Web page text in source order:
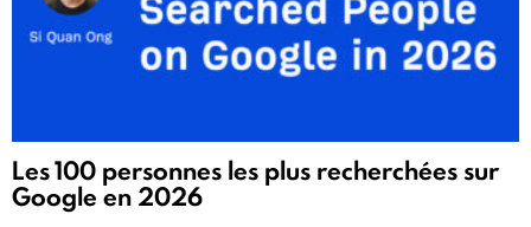
Les 100 personnes les plus recherchées sur
Google en 2026